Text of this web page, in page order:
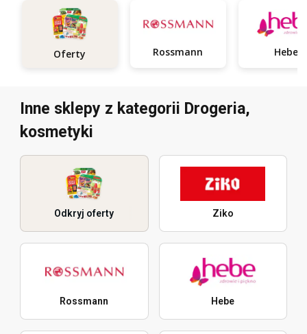
Oferty Rossmann Hebe
Inne sklepy z kategorii Drogeria,
kosmetyki
Odkryj oferty Ziko
Rossmann Hebe